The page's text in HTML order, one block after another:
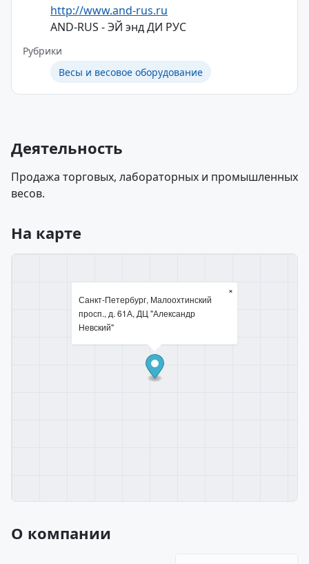
http://www.and-rus.ru
AND-RUS - ЭЙ энд ДИ РУС
Рубрики
Весы и весовое оборудование
Деятельность
Продажа торговых, лабораторных и промышленных
весов.
На карте
Санкт-Петербург, Малоохтинский
просп., д. 61А, ДЦ "Александр
Невский"
×
О компании